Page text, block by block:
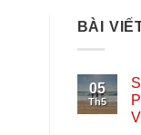
BÀI
05
Th5